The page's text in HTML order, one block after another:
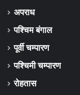
अपराध
पश्चिम बंगाल
पूर्वी चम्पारण
पश्चिमी चम्पारण
रोहतास